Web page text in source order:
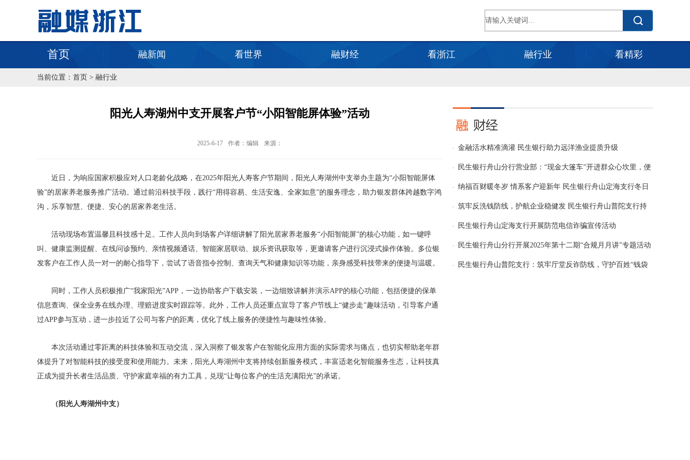
首页 融新闻 看世界 融财经 看浙江 融行业 看精彩
当前位置： 首页 > 融行业
阳光人寿湖州中支开展客户节“小阳智能屏体验”活动
2025-6-17 作者：编辑 来源：
近日，为响应国家积极应对人口老龄化战略，在2025年阳光人寿客户节期间，阳光人寿湖州中支举办主题为“小阳智能屏体
验”的居家养老服务推广活动。通过前沿科技手段，践行“用得容易、生活安逸、全家如意”的服务理念，助力银发群体跨越数字鸿
沟，乐享智慧、便捷、安心的居家养老生活。
活动现场布置温馨且科技感十足。工作人员向到场客户详细讲解了阳光居家养老服务“小阳智能屏”的核心功能，如一键呼
叫、健康监测提醒、在线问诊预约、亲情视频通话、智能家居联动、娱乐资讯获取等，更邀请客户进行沉浸式操作体验。多位银
发客户在工作人员一对一的耐心指导下，尝试了语音指令控制、查询天气和健康知识等功能，亲身感受科技带来的便捷与温暖。
同时，工作人员积极推广“我家阳光”APP，一边协助客户下载安装，一边细致讲解并演示APP的核心功能，包括便捷的保单
信息查询、保全业务在线办理、理赔进度实时跟踪等。此外，工作人员还重点宣导了客户节线上“健步走”趣味活动，引导客户通
过APP参与互动，进一步拉近了公司与客户的距离，优化了线上服务的便捷性与趣味性体验。
本次活动通过零距离的科技体验和互动交流，深入洞察了银发客户在智能化应用方面的实际需求与痛点，也切实帮助老年群
体提升了对智能科技的接受度和使用能力。未来，阳光人寿湖州中支将持续创新服务模式，丰富适老化智能服务生态，让科技真
正成为提升长者生活品质、守护家庭幸福的有力工具，兑现“让每位客户的生活充满阳光”的承诺。
（阳光人寿湖州中支）
金融活水精准滴灌 民生银行助力远洋渔业提质升级
民生银行舟山分行营业部：“现金大篷车”开进群众心坎里，便
民服
纳福百财暖冬岁 情系客户迎新年 民生银行舟山定海支行冬日
客户
筑牢反洗钱防线，护航企业稳健发 民生银行舟山普陀支行持
续开
民生银行舟山定海支行开展防范电信诈骗宣传活动
民生银行舟山分行开展2025年第十二期“合规月月讲”专题活动
民生银行舟山普陀支行：筑牢厅堂反诈防线，守护百姓“钱袋